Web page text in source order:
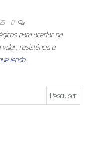
0
para acertar na
valor, resistência e
lendo